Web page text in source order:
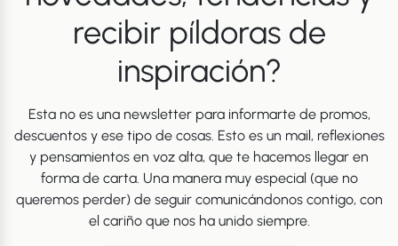
recibir píldoras de
inspiración?
Esta no es una newsletter para informarte de promos,
descuentos y ese tipo de cosas. Esto es un mail, reflexiones
y pensamientos en voz alta, que te hacemos llegar en
forma de carta. Una manera muy especial (que no
queremos perder) de seguir comunicándonos contigo, con
el cariño que nos ha unido siempre.